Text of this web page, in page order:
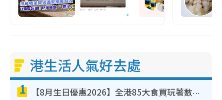
港生活人氣好去處
1 【8月生日優惠2026】全港85大食買玩著數攻略 自助餐/火鍋放題同行免費＋誠品/DONKI送現金券